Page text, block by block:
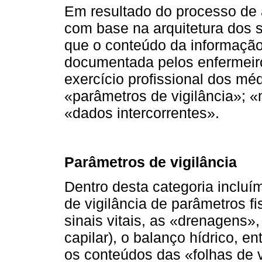
Em resultado do processo
com base na arquitetura dos
que o conteúdo da
documentada pelos
exercício profissional dos
«parâmetros de vigilância»;
«dados intercorrentes».
Parâmetros de vigilância
Dentro desta categoria
de vigilância de parâmetros
sinais vitais, as
capilar), o balanço hídrico,
os conteúdos das «folhas de